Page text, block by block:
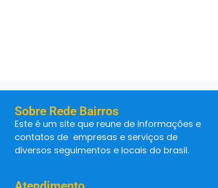
Sobre Rede Bairros
Este é um site que reune de informações e
contatos de empresas e serviços de
diversos seguimentos e locais do brasil.